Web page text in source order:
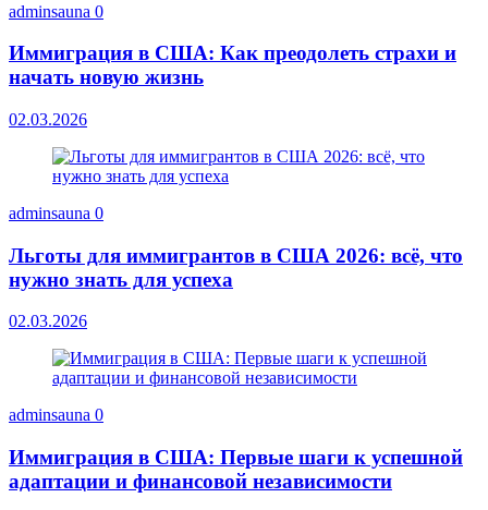
adminsauna 0
Иммиграция в США: Как преодолеть страхи и
начать новую жизнь
02.03.2026
adminsauna 0
Льготы для иммигрантов в США 2026: всё, что
нужно знать для успеха
02.03.2026
adminsauna 0
Иммиграция в США: Первые шаги к успешной
адаптации и финансовой независимости